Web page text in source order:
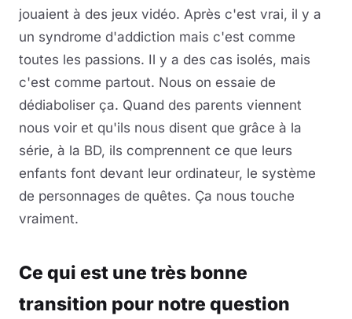
jouaient à des jeux vidéo. Après c'est vrai, il y a
un syndrome d'addiction mais c'est comme
toutes les passions. Il y a des cas isolés, mais
c'est comme partout. Nous on essaie de
dédiaboliser ça. Quand des parents viennent
nous voir et qu'ils nous disent que grâce à la
série, à la BD, ils comprennent ce que leurs
enfants font devant leur ordinateur, le système
de personnages de quêtes. Ça nous touche
vraiment.
Ce qui est une très bonne
transition pour notre question